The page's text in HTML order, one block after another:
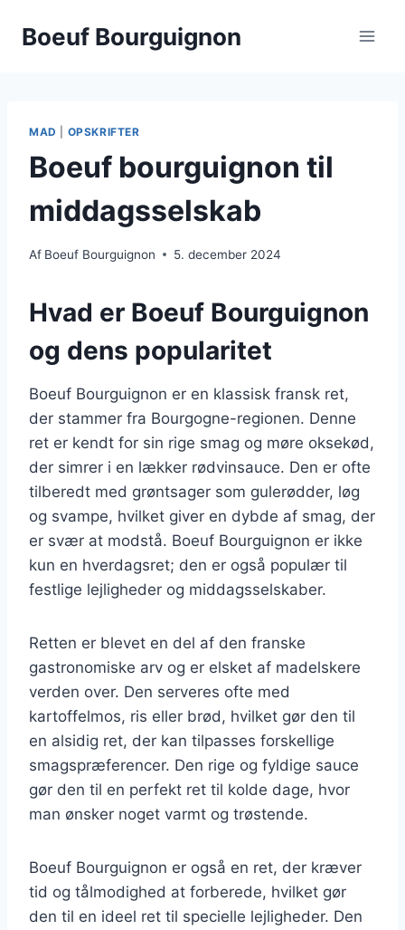
Boeuf Bourguignon
MAD OPSKRIFTER
Boeuf bourguignon til
middagsselskab
Af Boeuf Bourguignon 5. december 2024
Hvad er Boeuf Bourguignon
og dens popularitet
Boeuf Bourguignon er en klassisk fransk ret,
der stammer fra Bourgogne-regionen. Denne
ret er kendt for sin rige smag og møre oksekød,
der simrer i en lækker rødvinsauce. Den er ofte
tilberedt med grøntsager som gulerødder, løg
og svampe, hvilket giver en dybde af smag, der
er svær at modstå. Boeuf Bourguignon er ikke
kun en hverdagsret; den er også populær til
festlige lejligheder og middagsselskaber.
Retten er blevet en del af den franske
gastronomiske arv og er elsket af madelskere
verden over. Den serveres ofte med
kartoffelmos, ris eller brød, hvilket gør den til
en alsidig ret, der kan tilpasses forskellige
smagspræferencer. Den rige og fyldige sauce
gør den til en perfekt ret til kolde dage, hvor
man ønsker noget varmt og trøstende.
Boeuf Bourguignon er også en ret, der kræver
tid og tålmodighed at forberede, hvilket gør
den til en ideel ret til specielle lejligheder. Den